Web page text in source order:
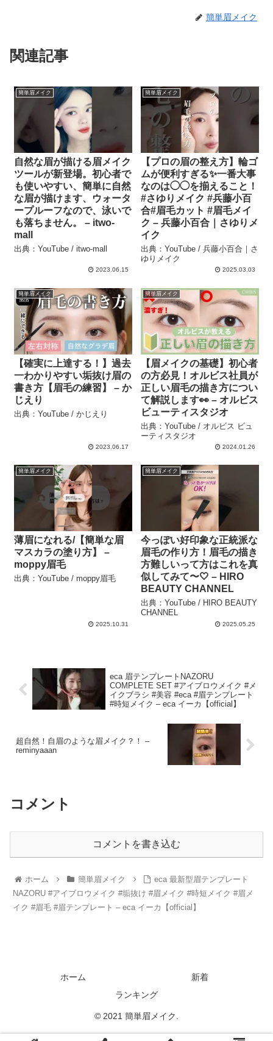
簡単眉メイク
関連記事
簡単眉メイク
自然な眉が描ける眉メイク
ツールが新登場。初心者で
も使いやすい、簡単に自然
な眉が描けます、ウォータ
ープルーフなので、泳いで
も落ちません。 – itwo-
mall
出典：YouTube / itwo-mall
2023.06.15
簡単眉メイク
【プロの眉の整え方】輪ゴ
ムが便利すぎる✨一番大事
なのは◯◯を揃えること！
#さゆりメイク #兵藤小百
合#眉毛カット #眉毛メイ
ク – 兵藤小百合｜さゆりメ
イク
出典：YouTube / 兵藤小百合｜さ
ゆりメイク
2025.03.03
簡単眉メイク
【確実に上達する！】過去
一わかりやすい垢抜け眉の
書き方【眉毛の練習】 – か
じえり
出典：YouTube / かじえり
2023.06.17
簡単眉メイク
【眉メイクの基礎】初心者
の方必見！オルビス社員が
正しい眉毛の描き方につい
て解説します👀 – オルビス
ビューティスタジオ
出典：YouTube / オルビス ビュ
ーティスタジオ
2024.01.26
簡単眉メイク
薄眉になれる/【簡単な眉
マスカラの塗り方】 –
moppy眉毛
出典：YouTube / moppy眉毛
2025.10.31
簡単眉メイク
今っぽい好印象な正統派な
眉毛の作り方！眉毛の描き
方難しいって方はこれを真
似してみて〜🤍 – HIRO
BEAUTY CHANNEL
出典：YouTube / HIRO BEAUTY
CHANNEL
2025.05.25
eca 眉テンプレートNAZORU
COMPLETE SET #アイブロウメイク #メ
イクブラシ #美容 #eca #眉テンプレート
#時短メイク – eca イーカ【official】
超自然！自眉のような眉メイク？！ –
reminyaaan
コメント
コメントを書き込む
ホーム 簡単眉メイク
eca 最新型眉テンプレート
NAZORU #アイブロウメイク #垢抜け #眉メイク #時短メイク #眉メ
イク #眉毛 #眉テンプレート – eca イーカ【official】
ホーム
新着
ランキング
© 2021 簡単眉メイク.